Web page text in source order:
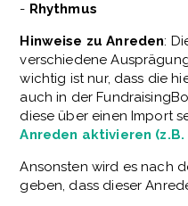
- Rhythmus
Hinweise zu Anreden:
verschiedene
wichtig ist nur, dass die
auch in der
diese über einen Import
Anreden aktivieren (z.B.
Ansonsten wird es nach
geben, dass dieser